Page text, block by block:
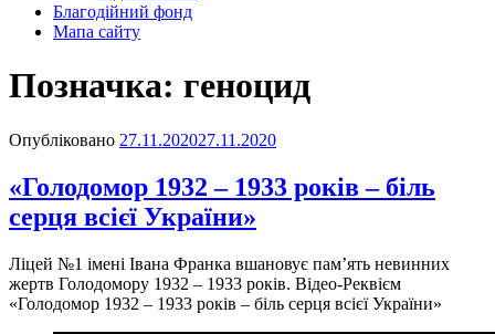
Благодійний фонд
Мапа сайту
Позначка: геноцид
Опубліковано 27.11.202027.11.2020
«Голодомор 1932 – 1933 років – біль
серця всієї України»
Ліцей №1 імені Івана Франка вшановує пам’ять невинних
жертв Голодомору 1932 – 1933 років. Відео-Реквієм
«Голодомор 1932 – 1933 років – біль серця всієї України»